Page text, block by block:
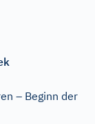
– Beginn der